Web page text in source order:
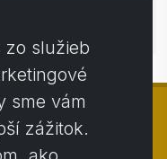
zo služieb
sme vám
zážitok.